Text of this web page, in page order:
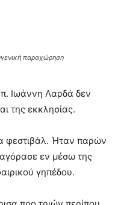
παραχώρηση
Ιωάννη Λαρδά δεν
της εκκλησίας.
φεστιβάλ. Ήταν παρών
εν μέσω της
γηπέδου.